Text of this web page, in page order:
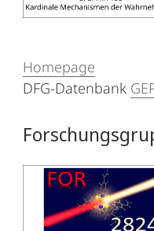
Homepage
DFG-Datenbank